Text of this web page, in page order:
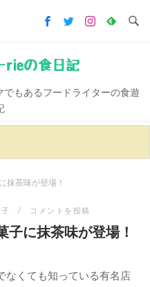
rieの食日記
もあるフードライターの食遊
抹茶味が登場！
コメントを投稿
子に抹茶味が登場！
なくても知っている有名店